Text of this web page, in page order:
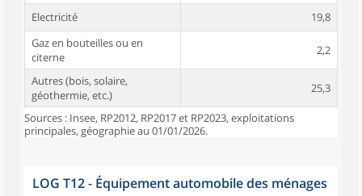
Electricité
19,8
Gaz en bouteilles ou en
citerne
2,2
Autres (bois, solaire,
géothermie, etc.)
25,3
Sources : Insee, RP2012, RP2017 et RP2023, exploitations
principales, géographie au 01/01/2026.
LOG T12 - Équipement automobile des ménages